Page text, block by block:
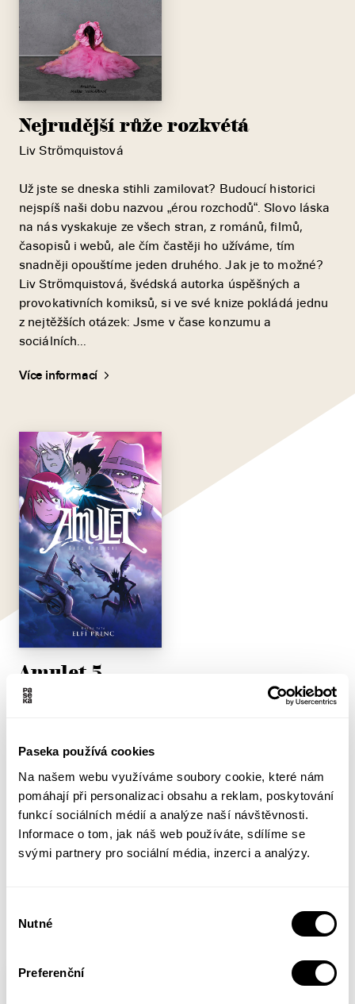
Paseka používá cookies
Na našem webu využíváme soubory cookie, které nám
pomáhají při personalizaci obsahu a reklam, poskytování
funkcí sociálních médií a analýze naší návštěvnosti.
Informace o tom, jak náš web používáte, sdílíme se
svými partnery pro sociální média, inzerci a analýzy.
souhlasu
Nutné
Preferenční
Nejrudější růže rozkvétá
Liv Strömquistová
Už jste se dneska stihli zamilovat? Budoucí historici
nejspíš naši dobu nazvou „érou rozchodů“. Slovo láska
na nás vyskakuje ze všech stran, z románů, filmů,
časopisů i webů, ale čím častěji ho užíváme, tím
snadněji opouštíme jeden druhého. Jak je to možné?
Liv Strömquistová, švédská autorka úspěšných a
provokativních komiksů, si ve své knize pokládá jednu
z nejtěžších otázek: Jsme v čase konzumu a
sociálních...
Více informací
Amulet 5
Kazu Kibuishi
Přelomový díl série však ukazuje, že Maxův osud je
mnohem tragičtější, než se zdálo. Proč by Elfímu králi
pomáhal probudit dávného netvora? Zoufalý elf Trellis
si zahrává se schopnostmi svého amuletu v naději, že
se mu povede změnit minulost. A mezitím se zdá, že
tajemný hlas kamene posouvá Emily jako figurku po